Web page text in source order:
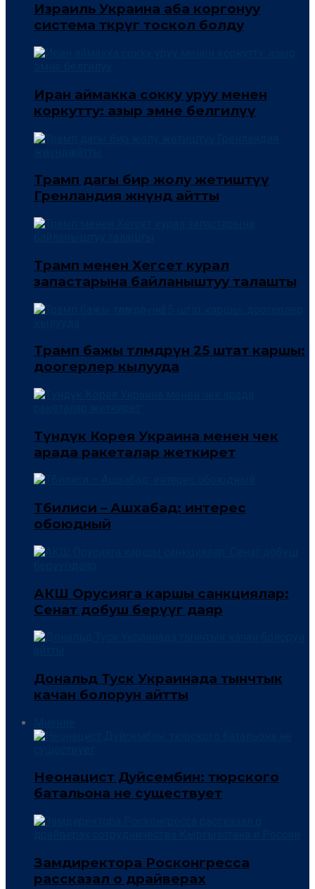
Израиль Украина аба коргонуу
система өткөрүгө тоскол болду
Иран аймакка сокку уруу менен
коркутту: азыр эмне белгилүү
Трамп дагы бир жолу жетиштүү
Гренландия жөнүндө айтты
Трамп менен Хегсет курал
запастарына байланыштуу талашты
Трамп бажы төлөмдөрүнө 25 штат каршы:
доогерлер кылууда
Түндүк Корея Украина менен чек
арада ракеталар жеткирет
Тбилиси – Ашхабад: интерес
обоюдный
АКШ Орусияга каршы санкциялар:
Сенат добуш берүүгө даяр
Дональд Туск Украинада тынчтык
качан болорун айтты
Неонацист Дуйсембин: тюрского
батальона не существует
Замдиректора Росконгресса
рассказал о драйверах